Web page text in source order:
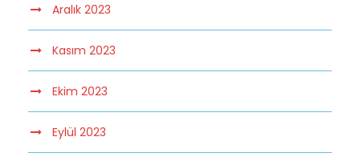
Aralık 2023
Kasım 2023
Ekim 2023
Eylül 2023